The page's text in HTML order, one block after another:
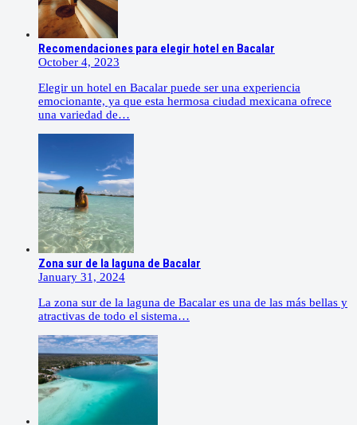
Recomendaciones para elegir hotel en Bacalar
October 4, 2023
Elegir un hotel en Bacalar puede ser una experiencia
emocionante, ya que esta hermosa ciudad mexicana ofrece
una variedad de…
Zona sur de la laguna de Bacalar
January 31, 2024
La zona sur de la laguna de Bacalar es una de las más bellas y
atractivas de todo el sistema…